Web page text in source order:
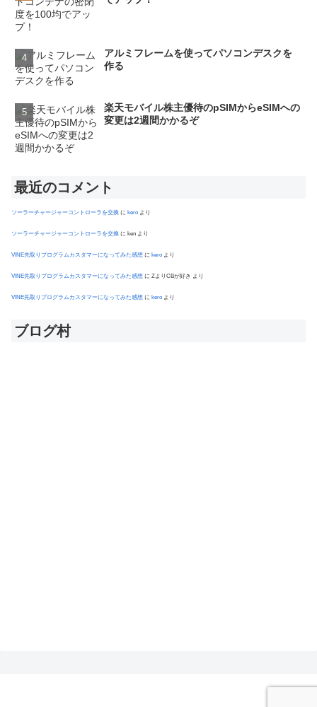
アルミフレームを使ってパソコンデスクを
作る
楽天モバイル株主優待のpSIMからeSIMへの
変更は2週間かかるぞ
最近のコメント
ソーラーチャージャーコントローラを交換 に kero より
ソーラーチャージャーコントローラを交換 に ken より
VINE先取りプログラムカスタマーになってみた感想 に kero より
VINE先取りプログラムカスタマーになってみた感想 に ZよりCBが好き より
VINE先取りプログラムカスタマーになってみた感想 に kero より
ブログ村